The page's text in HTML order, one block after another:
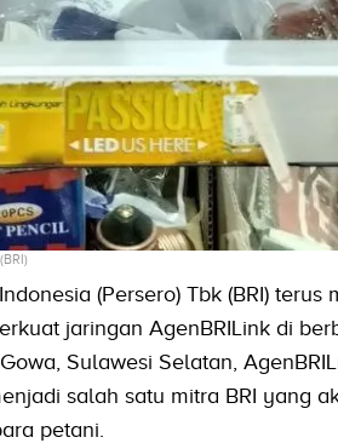
(Persero) Tbk (BRI)
jaringan AgenBRILink di
Sulawesi Selatan,
salah satu mitra BRI yang
petani.